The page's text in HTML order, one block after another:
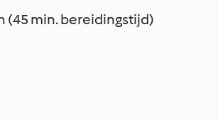
(45 min. bereidingstijd)